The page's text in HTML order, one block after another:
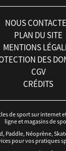
NOUS
PLAN DU SITE
MENTIONS
DES
CGV
CRÉDITS
de sport sur internet
ligne et magasins de
Paddle, Néoprène,
pour vos pratiques